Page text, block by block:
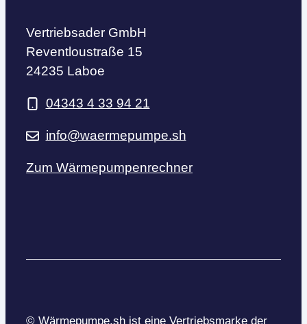
Vertriebsader GmbH
Reventloustraße 15
24235 Laboe
04343 4 33 94 21
info@waermepumpe.sh
Zum Wärmepumpenrechner
© Wärmepumpe.sh ist eine Vertriebsmarke der